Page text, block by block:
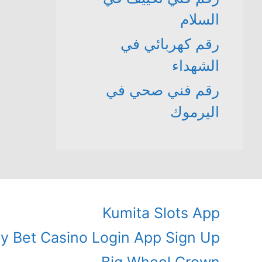
السلام
رقم كهربائي في
الشهداء
رقم فني صحي في
اليرموك
Kumita Slots App
Bet Casino Login App Sign Up